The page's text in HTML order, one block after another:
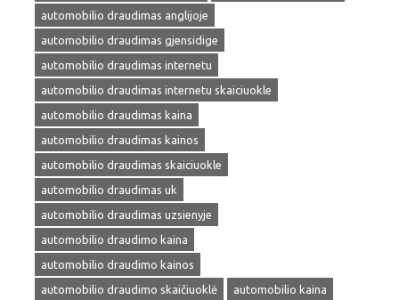
automobilio draudimas anglijoje
automobilio draudimas gjensidige
automobilio draudimas internetu
automobilio draudimas internetu skaiciuokle
automobilio draudimas kaina
automobilio draudimas kainos
automobilio draudimas skaiciuokle
automobilio draudimas uk
automobilio draudimas uzsienyje
automobilio draudimo kaina
automobilio draudimo kainos
automobilio draudimo skaičiuoklė
automobilio kaina